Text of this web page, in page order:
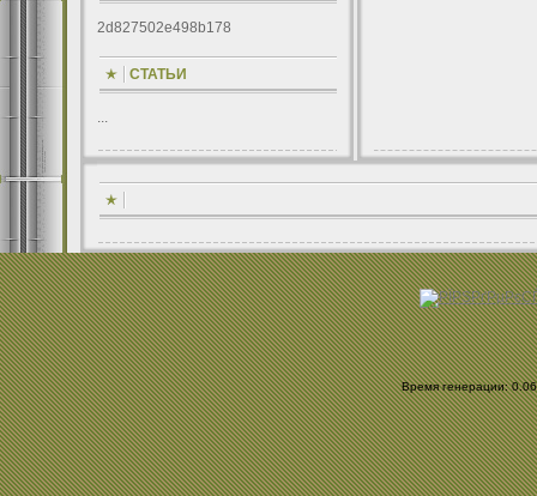
2d827502e498b178
СТАТЬИ
...
Время генерации: